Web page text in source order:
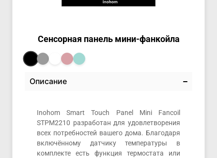
Сенсорная панель мини-фанкойла
Описание
Inohom Smart Touch Panel Mini Fancoil
STPM2210 разработан для удовлетворения
всех потребностей вашего дома. Благодаря
включённому датчику температуры в
комплекте есть функция термостата или